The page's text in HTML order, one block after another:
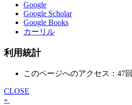
Google
Google Scholar
Google Books
カーリル
利用統計
このページへのアクセス：47回
CLOSE
»